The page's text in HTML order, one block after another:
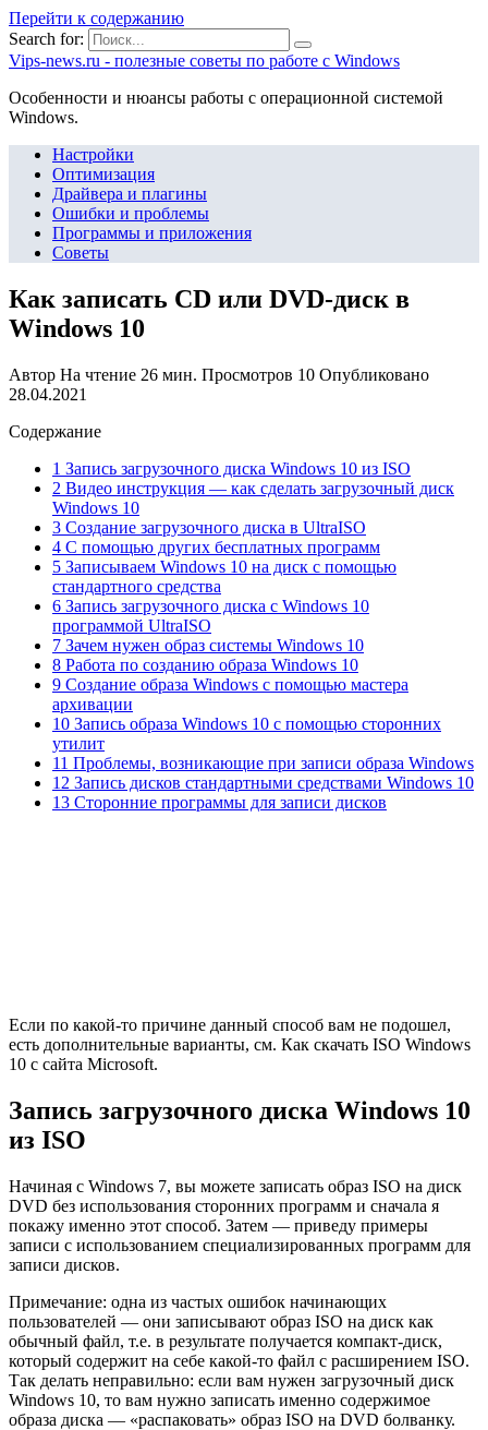
Перейти к содержанию
Search for:
Vips-news.ru - полезные советы по работе с Windows
Особенности и нюансы работы с операционной системой
Windows.
Настройки
Оптимизация
Драйвера и плагины
Ошибки и проблемы
Программы и приложения
Советы
Как записать CD или DVD-диск в
Windows 10
Автор На чтение 26 мин. Просмотров 10 Опубликовано
28.04.2021
Содержание
1 Запись загрузочного диска Windows 10 из ISO
2 Видео инструкция — как сделать загрузочный диск
Windows 10
3 Создание загрузочного диска в UltraISO
4 С помощью других бесплатных программ
5 Записываем Windows 10 на диск с помощью
стандартного средства
6 Запись загрузочного диска с Windows 10
программой UltraISO
7 Зачем нужен образ системы Windows 10
8 Работа по созданию образа Windows 10
9 Создание образа Windows с помощью мастера
архивации
10 Запись образа Windows 10 с помощью сторонних
утилит
11 Проблемы, возникающие при записи образа Windows
12 Запись дисков стандартными средствами Windows 10
13 Сторонние программы для записи дисков
Если по какой-то причине данный способ вам не подошел,
есть дополнительные варианты, см. Как скачать ISO Windows
10 с сайта Microsoft.
Запись загрузочного диска Windows 10
из ISO
Начиная с Windows 7, вы можете записать образ ISO на диск
DVD без использования сторонних программ и сначала я
покажу именно этот способ. Затем — приведу примеры
записи с использованием специализированных программ для
записи дисков.
Примечание: одна из частых ошибок начинающих
пользователей — они записывают образ ISO на диск как
обычный файл, т.е. в результате получается компакт-диск,
который содержит на себе какой-то файл с расширением ISO.
Так делать неправильно: если вам нужен загрузочный диск
Windows 10, то вам нужно записать именно содержимое
образа диска — «распаковать» образ ISO на DVD болванку.